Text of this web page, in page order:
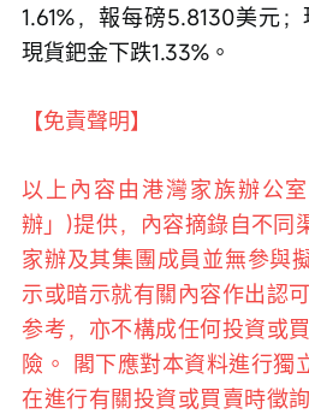
1.61%，報每磅5.8130美元；
現貨鈀金下跌1.33%。
【免責聲明】
以上內容由港灣家族辦公
辦」)提供，內容摘錄自不同
家辦及其集團成員並無參與
示或暗示就有關內容作出認
参考，亦不構成任何投資或
險。 閣下應對本資料進行獨
在進行有關投資或買賣時徵